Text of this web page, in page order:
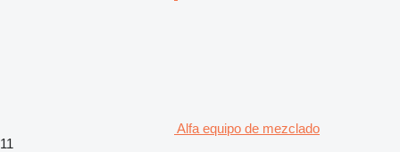
Alfa equipo de mezclado
11